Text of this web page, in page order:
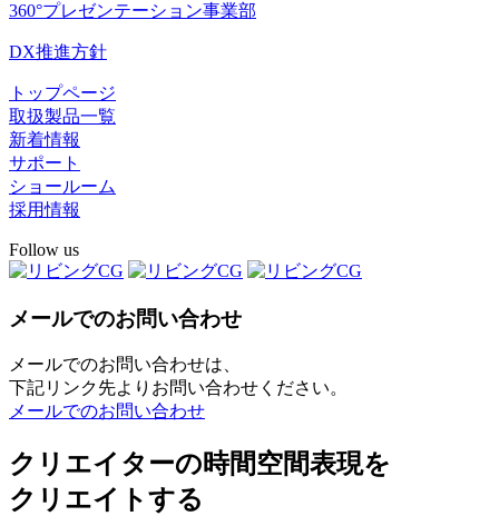
360°プレゼンテーション事業部
DX推進方針
トップページ
取扱製品一覧
新着情報
サポート
ショールーム
採用情報
Follow us
メールでのお問い合わせ
メールでのお問い合わせは、
下記リンク先よりお問い合わせください。
メールでのお問い合わせ
クリエイターの時間空間表現を
クリエイトする